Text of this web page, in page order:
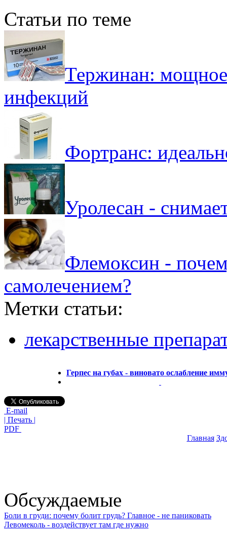
Статьи по теме
Тержинан: мощное
инфекций
Фортранс:
Уролесан -
Флемоксин -
самолечением?
Метки статьи:
лекарственные
Герпес на губах - виновато ослабление
E-mail
| Печать |
PDF
Главная
Обсуждаемые
Боли в груди: почему болит грудь? Главное - не паниковать
Левомеколь - воздействует там где нужно